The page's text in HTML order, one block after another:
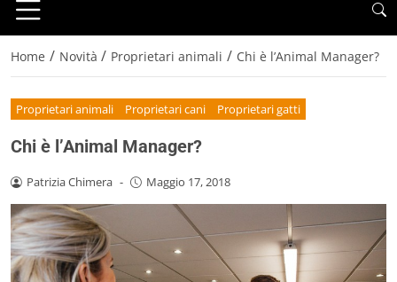
Home / Novità / Proprietari animali / Chi è l’Animal Manager?
Proprietari animali Proprietari cani Proprietari gatti
Chi è l’Animal Manager?
Patrizia Chimera - Maggio 17, 2018